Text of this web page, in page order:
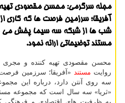
آفریقا؛ سرزمین فرصت ها كه كاری
شب ها از شبكه سه سیما پخش می
مستند توضیحاتی ارائه نمود.
محسن مقصودی تهیه كننده و مجری
روایت مستند «آفریقا؛ سرزمین
سه روی آنتن دارد، درباره این
«ثریا» سه سال است كه مجموعه